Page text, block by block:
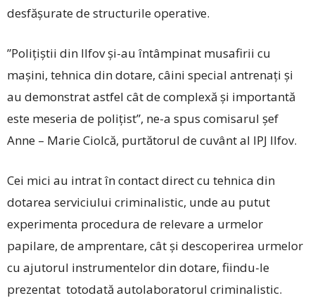
desfășurate de structurile operative.
”Polițiștii din Ilfov ­și-au întâmpinat musafirii cu
mașini, tehnica din dotare, câini special antrenați și
au demonstrat astfel cât de complexă și importantă
este meseria de polițist”, ne-a spus comisarul șef
Anne – Marie Ciolcă, purtătorul de cuvânt al IPJ Ilfov.
Cei mici au intrat în contact direct cu tehnica din
dotarea serviciului criminalistic, unde au putut
experimenta procedura de relevare a urmelor
papilare, de amprentare, cât și descoperirea urmelor
cu ajutorul instrumentelor din dotare, fiindu-le
prezentat totodată autolaboratorul criminalistic.